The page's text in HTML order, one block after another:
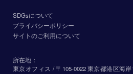
SDGsについて
プライバシーポリシー
サイトのご利用について
所在地：
東京オフィス / 〒105-0022 東京都港区海